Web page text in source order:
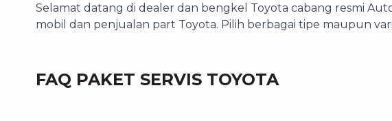
Selamat datang di dealer dan bengkel Toyota cabang resmi
mobil dan penjualan part Toyota. Pilih berbagai tipe maupun
FAQ PAKET SERVIS TOYOTA